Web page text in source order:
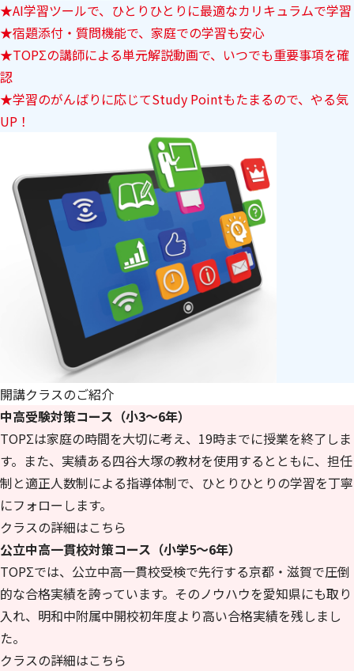
★AI学習ツールで、ひとりひとりに最適なカリキュラムで学習
★宿題添付・質問機能で、家庭での学習も安心
★TOPΣの講師による単元解説動画で、いつでも重要事項を確
認
★学習のがんばりに応じてStudy Pointもたまるので、やる気
UP！
開講クラスのご紹介
中高受験対策コース（小3～6年）
TOPΣは家庭の時間を大切に考え、19時までに授業を終了しま
す。また、実績ある四谷大塚の教材を使用するとともに、担任
制と適正人数制による指導体制で、ひとりひとりの学習を丁寧
にフォローします。
クラスの詳細はこちら
公立中高一貫校対策コース（小学5～6年）
TOPΣでは、公立中高一貫校受検で先行する京都・滋賀で圧倒
的な合格実績を誇っています。そのノウハウを愛知県にも取り
入れ、明和中附属中開校初年度より高い合格実績を残しまし
た。
クラスの詳細はこちら